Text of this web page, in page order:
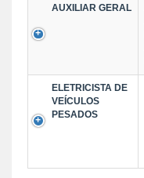
AUXILIAR GERAL
ELETRICISTA DE
VEÍCULOS
PESADOS